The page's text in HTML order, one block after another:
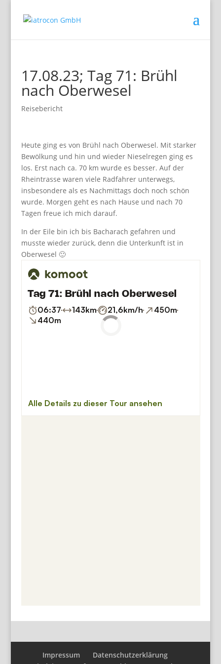
17.08.23; Tag 71: Brühl
nach Oberwesel
Reisebericht
Heute ging es von Brühl nach Oberwesel. Mit starker
Bewölkung und hin und wieder Nieselregen ging es
los. Erst nach ca. 70 km wurde es besser. Auf der
Rheintrasse waren viele Radfahrer unterwegs,
insbesondere als es Nachmittags doch noch schön
wurde. Morgen geht es nach Hause und nach 70
Tagen freue ich mich darauf.
In der Eile bin ich bis Bacharach gefahren und
musste wieder zurück, denn die Unterkunft ist in
Oberwesel 🙂
Impressum
Datenschutzerklärung